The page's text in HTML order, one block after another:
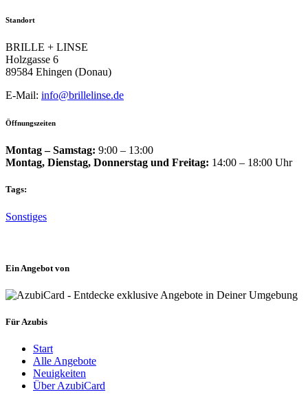
Standort
BRILLE + LINSE
Holzgasse 6
89584 Ehingen (Donau)
E-Mail: info@brillelinse.de
Öffnungszeiten
Montag – Samstag: 9:00 – 13:00
Montag, Dienstag, Donnerstag und Freitag: 14:00 – 18:00 Uhr
Tags:
Sonstiges
Ein Angebot von
Für Azubis
Start
Alle Angebote
Neuigkeiten
Über AzubiCard